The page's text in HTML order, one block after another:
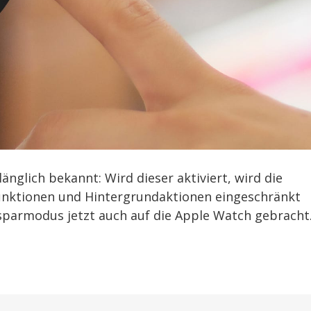
bekannt: Wird dieser aktiviert, wird die
und Hintergrundaktionen eingeschränkt
jetzt auch auf die Apple Watch gebracht.